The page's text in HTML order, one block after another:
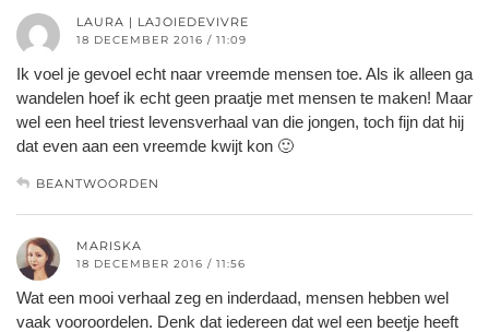
LAURA | LAJOIEDEVIVRE
18 DECEMBER 2016 / 11:09
Ik voel je gevoel echt naar vreemde mensen toe. Als ik alleen ga
wandelen hoef ik echt geen praatje met mensen te maken! Maar
wel een heel triest levensverhaal van die jongen, toch fijn dat hij
dat even aan een vreemde kwijt kon 🙂
BEANTWOORDEN
MARISKA
18 DECEMBER 2016 / 11:56
Wat een mooi verhaal zeg en inderdaad, mensen hebben wel
vaak vooroordelen. Denk dat iedereen dat wel een beetje heeft